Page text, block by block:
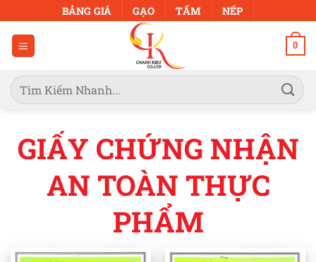
qua
dung
BẢNG GIÁ GẠO TẤM NẾP
0
Tìm
kiếm:
GIẤY CHỨNG NHẬN
AN TOÀN THỰC
PHẨM